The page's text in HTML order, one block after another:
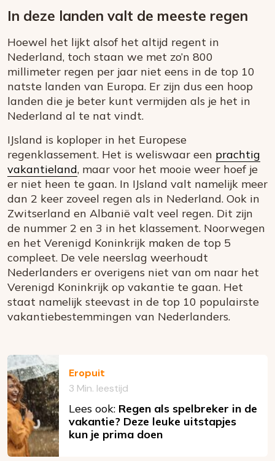
In deze landen valt de meeste regen
Hoewel het lijkt alsof het altijd regent in
Nederland, toch staan we met zo’n 800
millimeter regen per jaar niet eens in de top 10
natste landen van Europa. Er zijn dus een hoop
landen die je beter kunt vermijden als je het in
Nederland al te nat vindt.
IJsland is koploper in het Europese
regenklassement. Het is weliswaar een prachtig
vakantieland, maar voor het mooie weer hoef je
er niet heen te gaan. In IJsland valt namelijk meer
dan 2 keer zoveel regen als in Nederland. Ook in
Zwitserland en Albanië valt veel regen. Dit zijn
de nummer 2 en 3 in het klassement. Noorwegen
en het Verenigd Koninkrijk maken de top 5
compleet. De vele neerslag weerhoudt
Nederlanders er overigens niet van om naar het
Verenigd Koninkrijk op vakantie te gaan. Het
staat namelijk steevast in de top 10 populairste
vakantiebestemmingen van Nederlanders.
Eropuit
3 Min. leestijd
Lees ook: Regen als spelbreker in de
vakantie? Deze leuke uitstapjes
kun je prima doen